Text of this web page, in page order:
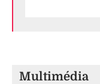
Multimédia